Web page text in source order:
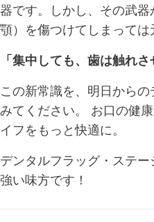
器です。しかし、その武
顎）を傷つけてしまっては
「集中しても、歯は触れさ
この新常識を、明日から
みてください。 お口の健
イフをもっと快適に。
デンタルフラッグ・ステ
強い味方です！